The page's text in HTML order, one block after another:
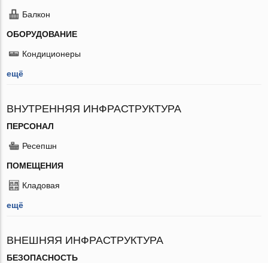
Балкон
ОБОРУДОВАНИЕ
Кондиционеры
ещё
ВНУТРЕННЯЯ ИНФРАСТРУКТУРА
ПЕРСОНАЛ
Ресепшн
ПОМЕЩЕНИЯ
Кладовая
ещё
ВНЕШНЯЯ ИНФРАСТРУКТУРА
БЕЗОПАСНОСТЬ